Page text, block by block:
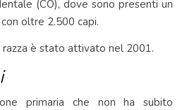
(CO), dove sono presenti un
oltre 2.500 capi.
è stato attivato nel 2001.
primaria che non ha subito